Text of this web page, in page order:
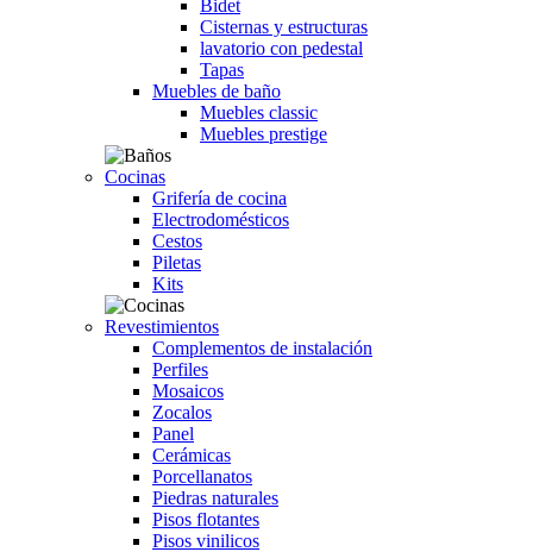
Bidet
Cisternas y estructuras
lavatorio con pedestal
Tapas
Muebles de baño
Muebles classic
Muebles prestige
Cocinas
Grifería de cocina
Electrodomésticos
Cestos
Piletas
Kits
Revestimientos
Complementos de instalación
Perfiles
Mosaicos
Zocalos
Panel
Cerámicas
Porcellanatos
Piedras naturales
Pisos flotantes
Pisos vinilicos